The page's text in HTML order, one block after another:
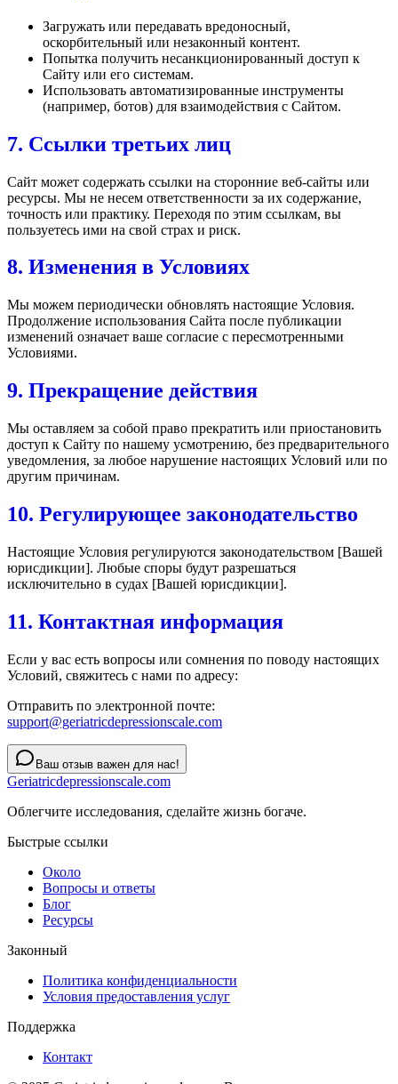
Загружать или передавать вредоносный,
оскорбительный или незаконный контент.
Попытка получить несанкционированный доступ к
Сайту или его системам.
Использовать автоматизированные инструменты
(например, ботов) для взаимодействия с Сайтом.
7. Ссылки третьих лиц
Сайт может содержать ссылки на сторонние веб-сайты или
ресурсы. Мы не несем ответственности за их содержание,
точность или практику. Переходя по этим ссылкам, вы
пользуетесь ими на свой страх и риск.
8. Изменения в Условиях
Мы можем периодически обновлять настоящие Условия.
Продолжение использования Сайта после публикации
изменений означает ваше согласие с пересмотренными
Условиями.
9. Прекращение действия
Мы оставляем за собой право прекратить или приостановить
доступ к Сайту по нашему усмотрению, без предварительного
уведомления, за любое нарушение настоящих Условий или по
другим причинам.
10. Регулирующее законодательство
Настоящие Условия регулируются законодательством [Вашей
юрисдикции]. Любые споры будут разрешаться
исключительно в судах [Вашей юрисдикции].
11. Контактная информация
Если у вас есть вопросы или сомнения по поводу настоящих
Условий, свяжитесь с нами по адресу:
Отправить по электронной почте:
support@geriatricdepressionscale.com
Ваш отзыв важен для нас!
Geriatricdepressionscale.com
Облегчите исследования, сделайте жизнь богаче.
Быстрые ссылки
Около
Вопросы и ответы
Блог
Ресурсы
Законный
Политика конфиденциальности
Условия предоставления услуг
Поддержка
Контакт